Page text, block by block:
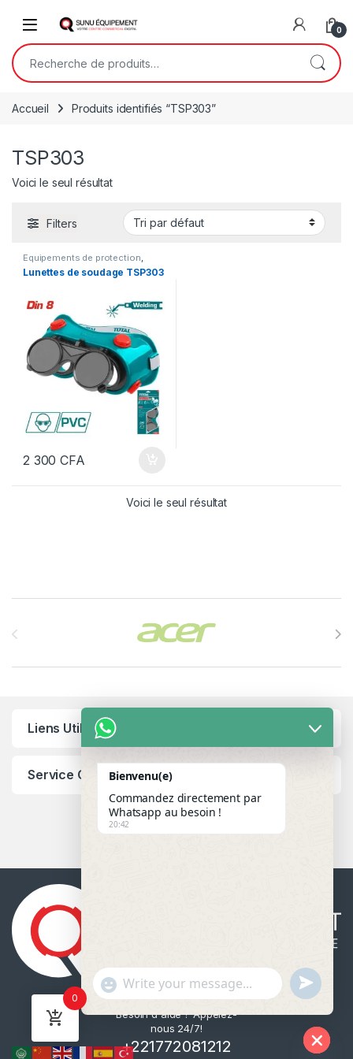
Open 0
Recherche pour :
Accueil Produits identifiés “TSP303”
TSP303
Voici le seul résultat
Filters
Equipements de protection,
Outillage Protection
Lunettes de soudage TSP303
2 300CFA
Voici le seul résultat
Liens Utiles
Service Client
Besoin d'aide ? Appelez-
nous 24/7!
+221772081212
0
Bienvenu(e)
Commandez directement par
Whatsapp au besoin !
20:42
"
+
c
a
WhatsApp Message
u
n
d